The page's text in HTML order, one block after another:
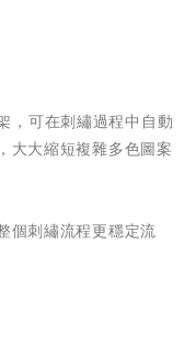
，可在刺繡過程中自動
大大縮短複雜多色圖案
個刺繡流程更穩定流